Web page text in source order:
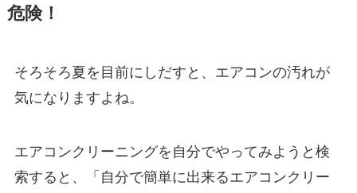
危険！
そろそろ夏を目前にしだすと、エアコンの汚れが
気になりますよね。
エアコンクリーニングを自分でやってみようと検
索すると、「自分で簡単に出来るエアコンクリー